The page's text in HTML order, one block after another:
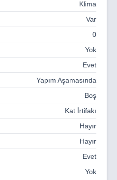
ile lüksü yeniden
sadece bir ayrıcalık değil, bir
Klima
Var
0
Yok
Evet
Yapım Aşamasında
Boş
Kat İrtifakı
Hayır
Hayır
Evet
Yok